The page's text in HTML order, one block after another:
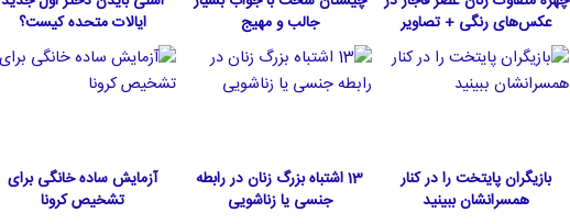
عکس‌های رنگی + تصاویر
جالب و مهیج
ایالات متحده كيست؟
بازیگران پایتخت را در کنار
همسرانشان ببینید
13 اشتباه بزرگ زنان در رابطه
جنسی یا زناشویی
آزمایش ساده خانگی برای
تشخیص کرونا